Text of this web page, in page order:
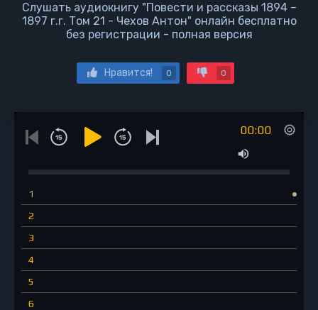
Слушать аудиокнигу "Повести и рассказы 1894 –
1897 г.г. Том 21 - Чехов Антон" онлайн бесплатно
без регистрации - полная версия
Нравится! 0 0
00:00
1
2
3
4
5
6